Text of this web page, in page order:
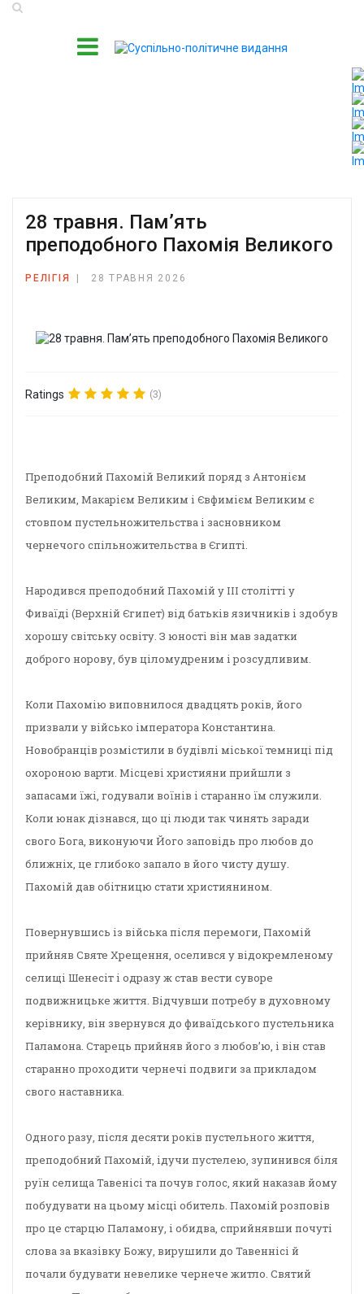
28 травня. Пам’ять
преподобного Пахомія Великого
РЕЛІГІЯ 28 ТРАВНЯ 2026
Ratings (3)
Преподобний Пахомій Великий поряд з Антонієм
Великим, Макарієм Великим і Євфимієм Великим є
стовпом пустельножительства і засновником
чернечого спільножительства в Єгипті.
Народився преподобний Пахомій у III столітті у
Фиваїді (Верхній Єгипет) від батьків язичників і здобув
хорошу світську освіту. З юності він мав задатки
доброго норову, був ціломудреним і розсудливим.
Коли Пахомію виповнилося двадцять років, його
призвали у військо імператора Константина.
Новобранців розмістили в будівлі міської темниці під
охороною варти. Місцеві християни прийшли з
запасами їжі, годували воїнів і старанно їм служили.
Коли юнак дізнався, що ці люди так чинять заради
свого Бога, виконуючи Його заповідь про любов до
ближніх, це глибоко запало в його чисту душу.
Пахомій дав обітницю стати християнином.
Повернувшись із війська після перемоги, Пахомій
прийняв Святе Хрещення, оселився у відокремленому
селищі Шенесіт і одразу ж став вести суворе
подвижницьке життя. Відчувши потребу в духовному
керівнику, він звернувся до фиваїдського пустельника
Паламона. Старець прийняв його з любов’ю, і він став
старанно проходити чернечі подвиги за прикладом
свого наставника.
Одного разу, після десяти років пустельного життя,
преподобний Пахомій, ідучи пустелею, зупинився біля
руїн селища Тавенісі та почув голос, який наказав йому
побудувати на цьому місці обитель. Пахомій розповів
про це старцю Паламону, і обидва, сприйнявши почуті
слова за вказівку Божу, вирушили до Тавеннісі й
почали будувати невелике чернече житло. Святий